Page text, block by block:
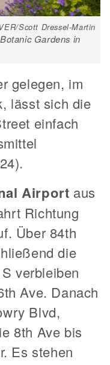
Scott Dressel-Martin
Gardens in
gelegen, im
lässt sich die
einfach
Airport aus
Richtung
Über 84th
die
verbleiben
Ave. Danach
Blvd,
8th Ave bis
Es stehen